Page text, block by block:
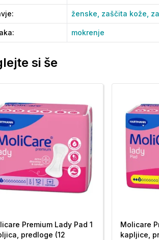
: ženske, zaščita kože,
: mokrenje
si še
Premium Lady Pad 1
predloge (12
Molicare
kapljice,